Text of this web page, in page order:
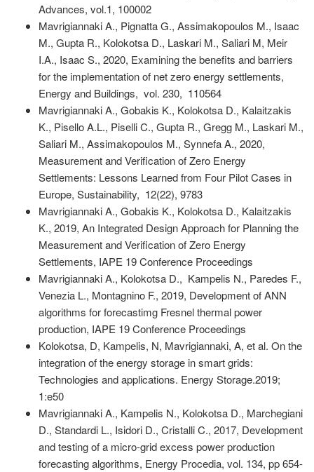
Advances, vol.1, 100002
Mavrigiannaki A., Pignatta G., Assimakopoulos M., Isaac
M., Gupta R., Kolokotsa D., Laskari M., Saliari M, Meir
I.A., Isaac S., 2020, Examining the benefits and barriers
for the implementation of net zero energy settlements,
Energy and Buildings, vol. 230, 110564
Mavrigiannaki A., Gobakis K., Kolokotsa D., Kalaitzakis
K., Pisello A.L., Piselli C., Gupta R., Gregg M., Laskari M.,
Saliari M., Assimakopoulos M., Synnefa A., 2020,
Measurement and Verification of Zero Energy
Settlements: Lessons Learned from Four Pilot Cases in
Europe, Sustainability, 12(22), 9783
Mavrigiannaki A., Gobakis K., Kolokotsa D., Kalaitzakis
K., 2019, An Integrated Design Approach for Planning the
Measurement and Verification of Zero Energy
Settlements, IAPE 19 Conference Proceedings
Mavrigiannaki A., Kolokotsa D., Kampelis N., Paredes F.,
Venezia L., Montagnino F., 2019, Development of ANN
algorithms for forecastimg Fresnel thermal power
production, IAPE 19 Conference Proceedings
Kolokotsa, D, Kampelis, N, Mavrigiannaki, A, et al. On the
integration of the energy storage in smart grids:
Technologies and applications. Energy Storage.2019;
1:e50
Mavrigiannaki A., Kampelis N., Kolokotsa D., Marchegiani
D., Standardi L., Isidori D., Cristalli C., 2017, Development
and testing of a micro-grid excess power production
forecasting algorithms, Energy Procedia, vol. 134, pp 654-